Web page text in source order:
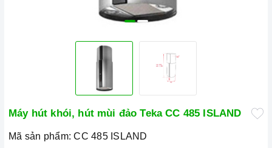
Máy hút khói, hút mùi đảo Teka CC 485 ISLAND
Mã sản phẩm: CC 485 ISLAND